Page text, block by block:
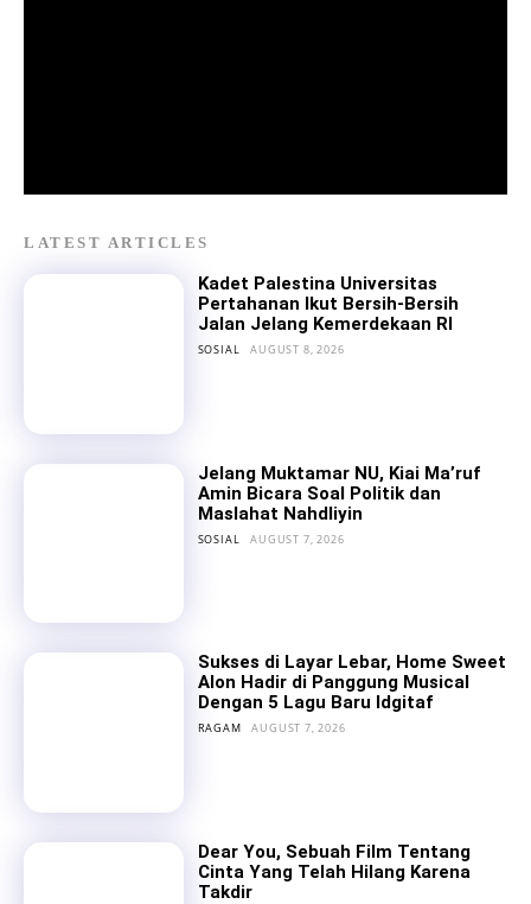
LATEST ARTICLES
Kadet Palestina Universitas
Pertahanan Ikut Bersih-Bersih
Jalan Jelang Kemerdekaan RI
SOSIAL AUGUST 8, 2026
Jelang Muktamar NU, Kiai Ma’ruf
Amin Bicara Soal Politik dan
Maslahat Nahdliyin
SOSIAL AUGUST 7, 2026
Sukses di Layar Lebar, Home Sweet
Alon Hadir di Panggung Musical
Dengan 5 Lagu Baru Idgitaf
RAGAM AUGUST 7, 2026
Dear You, Sebuah Film Tentang
Cinta Yang Telah Hilang Karena
Takdir